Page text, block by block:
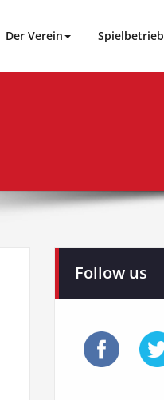
Der Verein Spielbetrieb
Follow us